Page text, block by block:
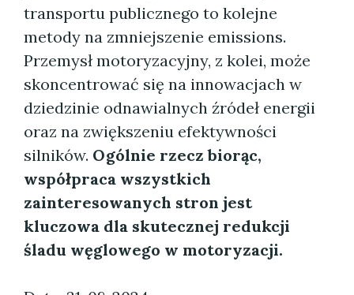
transportu publicznego to kolejne
metody na zmniejszenie emissions.
Przemysł motoryzacyjny, z kolei, może
skoncentrować się na innowacjach w
dziedzinie odnawialnych źródeł energii
oraz na zwiększeniu efektywności
silników. Ogólnie rzecz biorąc,
współpraca wszystkich
zainteresowanych stron jest
kluczowa dla skutecznej redukcji
śladu węglowego w motoryzacji.